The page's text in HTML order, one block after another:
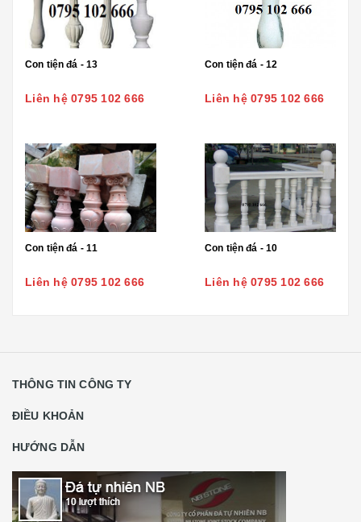
Con tiện đá - 13
Liên hệ 0795 102 666
Con tiện đá - 12
Liên hệ 0795 102 666
Con tiện đá - 11
Liên hệ 0795 102 666
Con tiện đá - 10
Liên hệ 0795 102 666
THÔNG TIN CÔNG TY
ĐIỀU KHOẢN
HƯỚNG DẪN